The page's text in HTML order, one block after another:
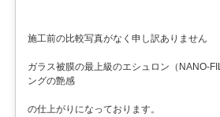
施工前の比較写真がなく申し訳ありません
ガラス被膜の最上級のエシュロン（NANO-
ングの艶感
の仕上がりになっております。